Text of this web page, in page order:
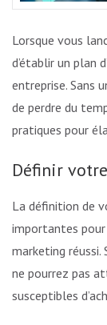
Lorsque vous
d’établir un plan
entreprise. Sans
de perdre du
pratiques pour
Définir
La définition de
importantes
marketing réussi.
ne pourrez pas
susceptibles